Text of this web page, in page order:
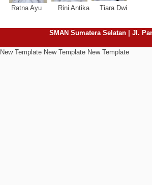
Ratna Ayu Rini Antika Tiara Dwi
SMAN Sumatera Selatan | Jl.
New Template New Template New Template